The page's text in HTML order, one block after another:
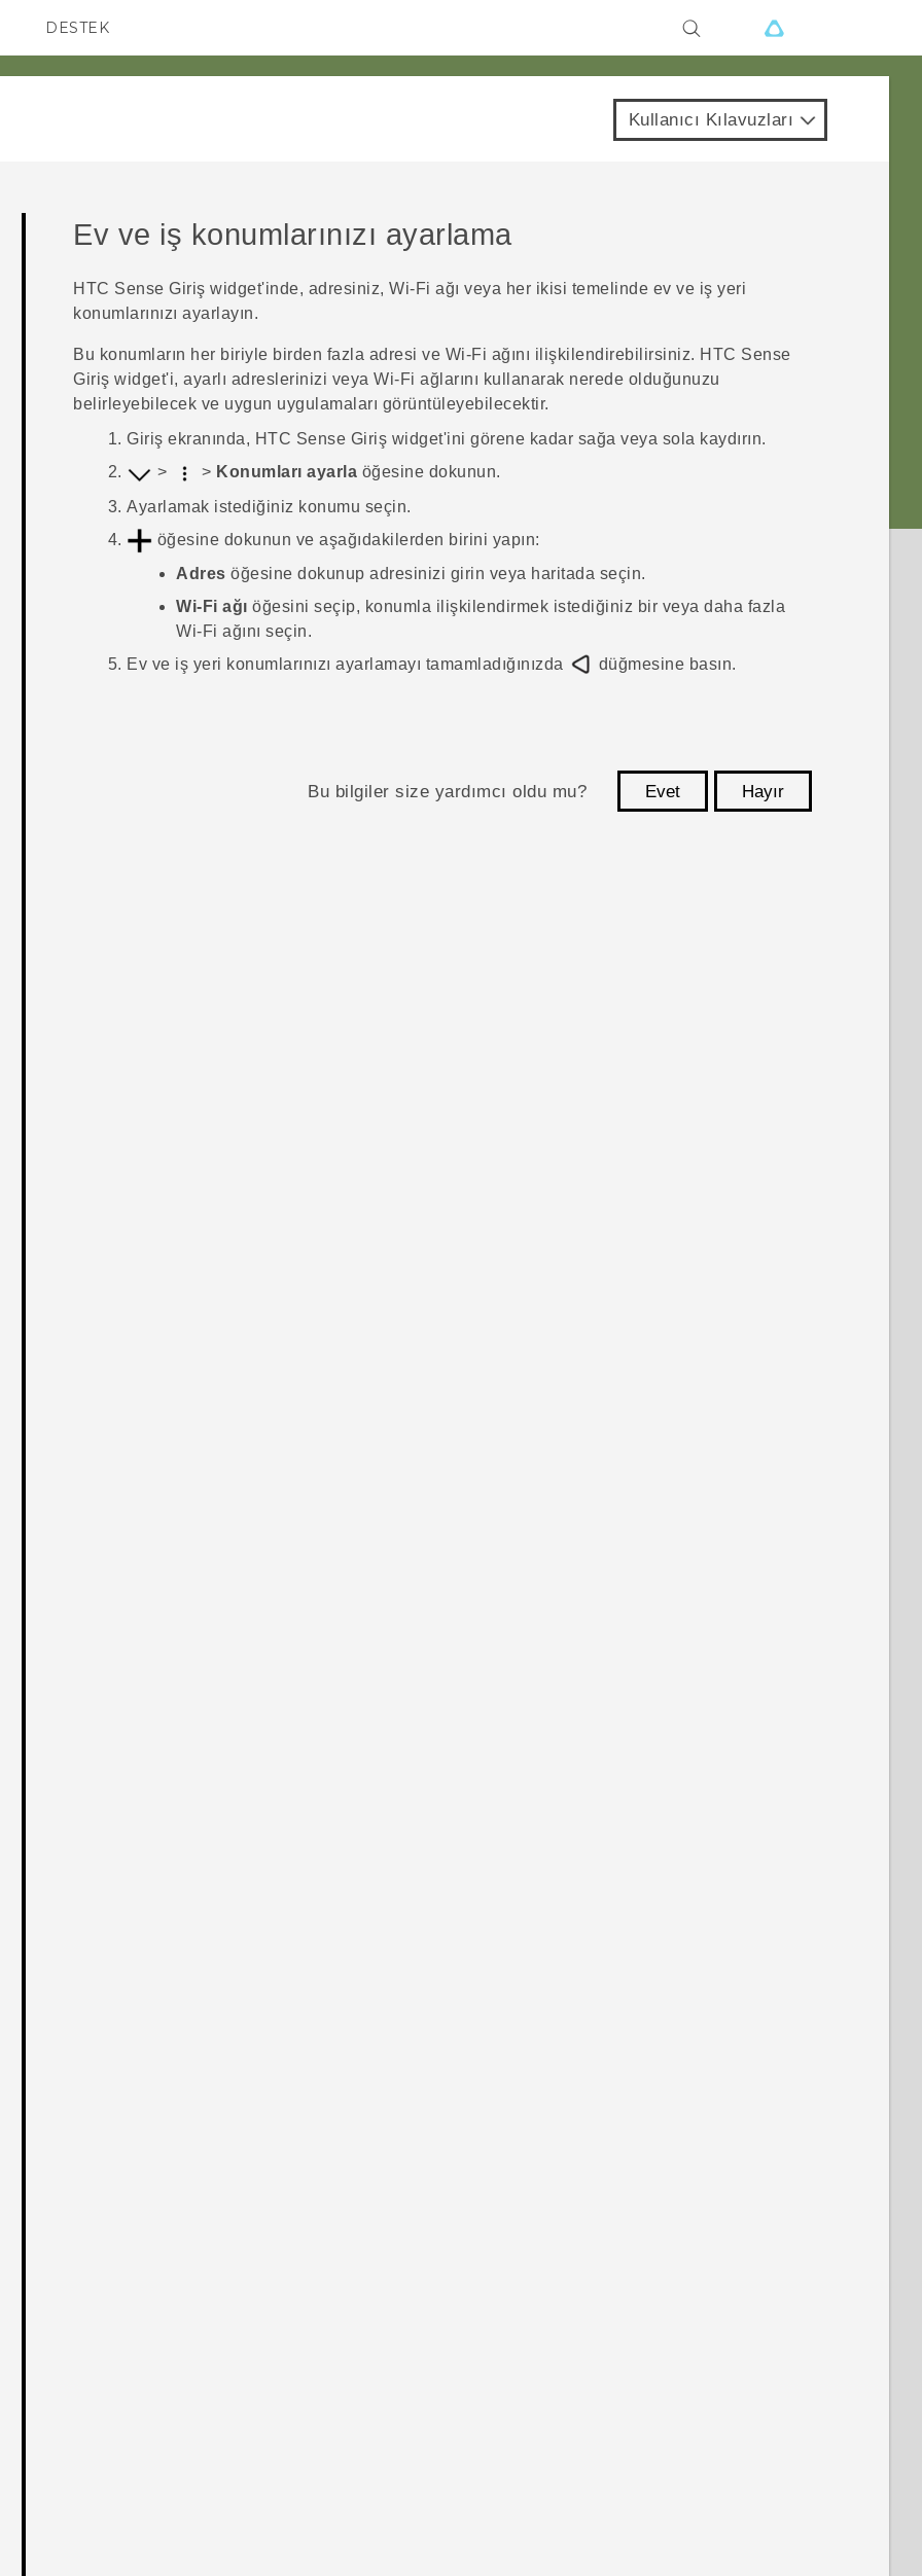
AKILLI TELEFONLAR
DESTEK
Kullanıcı Kılavuzları
Ev ve iş konumlarınızı ayarlama
HTC Sense Giriş widget'inde, adresiniz, Wi-Fi ağı veya her ikisi temelinde ev ve iş yeri
konumlarınızı ayarlayın.
Bu konumların her biriyle birden fazla adresi ve Wi‍-Fi ağını ilişkilendirebilirsiniz. HTC Sense
Giriş widget'i, ayarlı adreslerinizi veyaWi‍-Fi ağlarını kullanarak nerede olduğunuzu
belirleyebilecek ve uygun uygulamaları görüntüleyebilecektir.
Giriş ekranında, HTC Sense Giriş widget'ini görene kadar sağa veya sola kaydırın.
>
> Konumları ayarla öğesine dokunun.
Ayarlamak istediğiniz konumu seçin.
öğesine dokunun ve aşağıdakilerden birini yapın:
Adres öğesine dokunup adresinizi girin veya haritada seçin.
Wi-Fi ağı öğesini seçip, konumla ilişkilendirmek istediğiniz bir veya daha fazla
Wi‍-Fi ağını seçin.
Ev ve iş yeri konumlarınızı ayarlamayı tamamladığınızda
düğmesine basın.
Bu bilgiler size yardımcı oldu mu? Evet
Hayır